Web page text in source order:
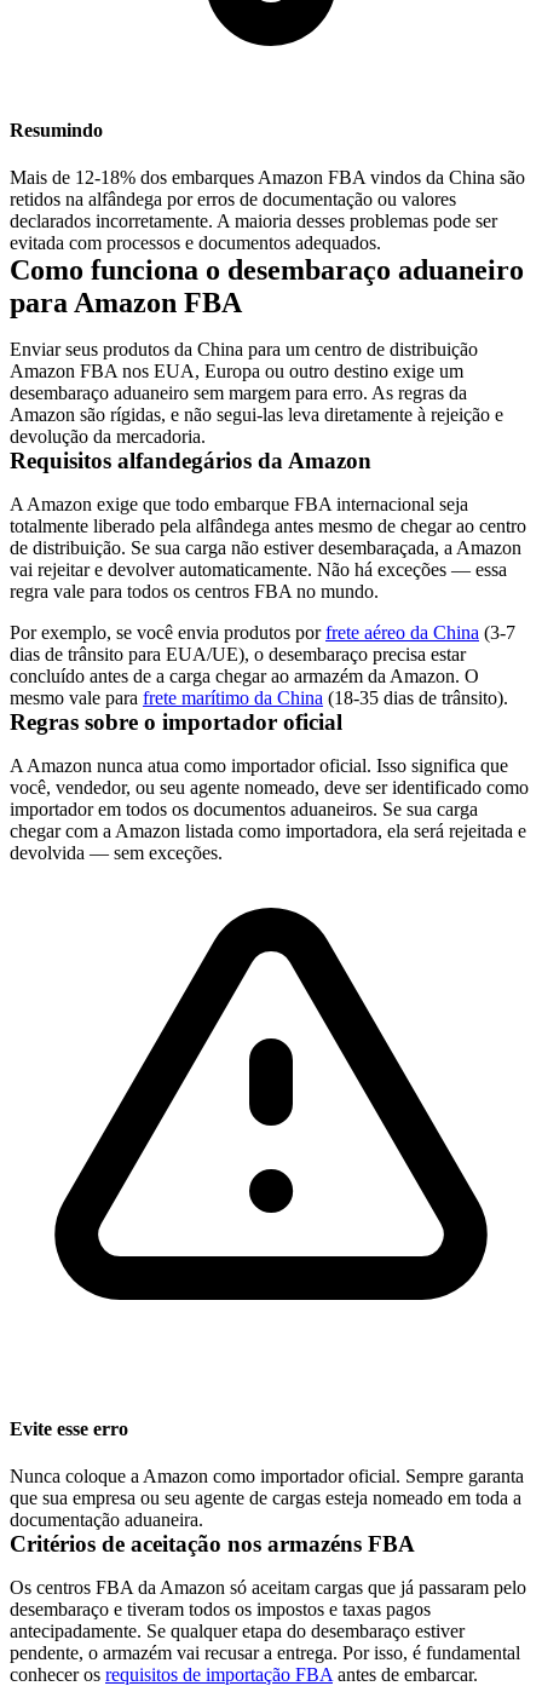
Resumindo
Mais de 12-18% dos embarques Amazon FBA vindos da China são
retidos na alfândega por erros de documentação ou valores
declarados incorretamente. A maioria desses problemas pode ser
evitada com processos e documentos adequados.
Como funciona o desembaraço aduaneiro
para Amazon FBA
Enviar seus produtos da China para um centro de distribuição
Amazon FBA nos EUA, Europa ou outro destino exige um
desembaraço aduaneiro sem margem para erro. As regras da
Amazon são rígidas, e não segui-las leva diretamente à rejeição e
devolução da mercadoria.
Requisitos alfandegários da Amazon
A Amazon exige que todo embarque FBA internacional seja
totalmente liberado pela alfândega antes mesmo de chegar ao centro
de distribuição. Se sua carga não estiver desembaraçada, a Amazon
vai rejeitar e devolver automaticamente. Não há exceções — essa
regra vale para todos os centros FBA no mundo.
Por exemplo, se você envia produtos porfrete aéreo da China (3-7
dias de trânsito para EUA/UE), o desembaraço precisa estar
concluído antes de a carga chegar ao armazém da Amazon. O
mesmo vale para frete marítimo da China (18-35 dias de trânsito).
Regras sobre o importador oficial
A Amazon nunca atua como importador oficial. Isso significa que
você, vendedor, ou seu agente nomeado, deve ser identificado como
importador em todos os documentos aduaneiros. Se sua carga
chegar com a Amazon listada como importadora, ela será rejeitada e
devolvida — sem exceções.
Evite esse erro
Nunca coloque a Amazon como importador oficial. Sempre garanta
que sua empresa ou seu agente de cargas esteja nomeado em toda a
documentação aduaneira.
Critérios de aceitação nos armazéns FBA
Os centros FBA da Amazon só aceitam cargas que já passaram pelo
desembaraço e tiveram todos os impostos e taxas pagos
antecipadamente. Se qualquer etapa do desembaraço estiver
pendente, o armazém vai recusar a entrega. Por isso, é fundamental
conhecer os requisitos de importação FBA antes de embarcar.